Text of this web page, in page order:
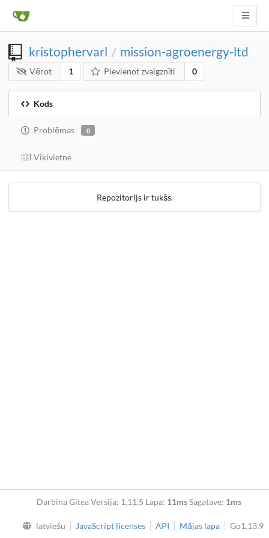
kristophervarl / mission-agroenergy-ltd
Vērot 1 Pievienot zvaigznīti 0
Kods
Problēmas 0
Vikivietne
Repozitorijs ir tukšs.
Darbina Gitea Versija: 1.11.5 Lapa: 11msSagatave: 1ms
latviešu JavaScript licenses API Mājas lapa Go1.13.9